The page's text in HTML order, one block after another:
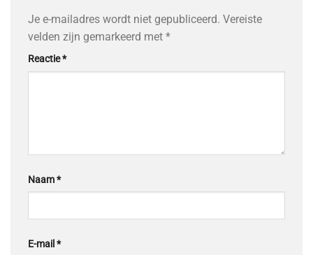
Je e-mailadres wordt niet gepubliceerd. Vereiste
velden zijn gemarkeerd met *
Reactie*
Naam*
E-mail*